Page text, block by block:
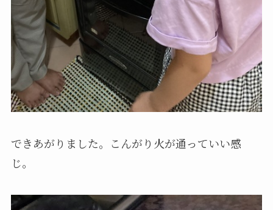
できあがりました。こんがり火が通っていい感
じ。